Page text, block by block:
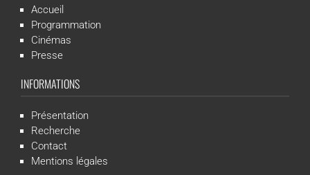
Accueil
Programmation
Cinémas
Presse
INFORMATIONS
Présentation
Recherche
Contact
Mentions légales